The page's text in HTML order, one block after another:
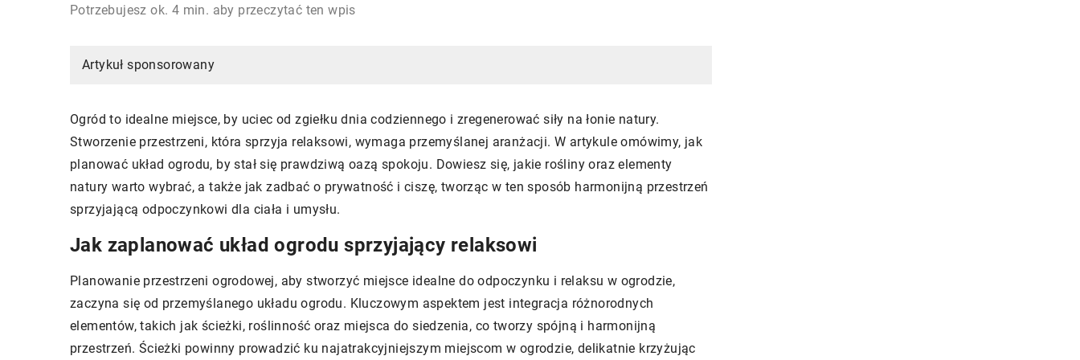
Potrzebujesz ok. 4 min. aby przeczytać ten wpis
Artykuł sponsorowany
Ogród to idealne miejsce, by uciec od zgiełku dnia codziennego i zregenerować siły na łonie natury.
Stworzenie przestrzeni, która sprzyja relaksowi, wymaga przemyślanej aranżacji. W artykule omówimy, jak
planować układ ogrodu, by stał się prawdziwą oazą spokoju. Dowiesz się, jakie rośliny oraz elementy
natury warto wybrać, a także jak zadbać o prywatność i ciszę, tworząc w ten sposób harmonijną przestrzeń
sprzyjającą odpoczynkowi dla ciała i umysłu.
Jak zaplanować układ ogrodu sprzyjający relaksowi
Planowanie przestrzeni ogrodowej, aby stworzyć miejsce idealne do odpoczynku i relaksu w ogrodzie,
zaczyna się od przemyślanego układu ogrodu. Kluczowym aspektem jest integracja różnorodnych
elementów, takich jak ścieżki, roślinność oraz miejsca do siedzenia, co tworzy spójną i harmonijną
przestrzeń. Ścieżki powinny prowadzić ku najatrakcyjniejszym miejscom w ogrodzie, delikatnie krzyżując